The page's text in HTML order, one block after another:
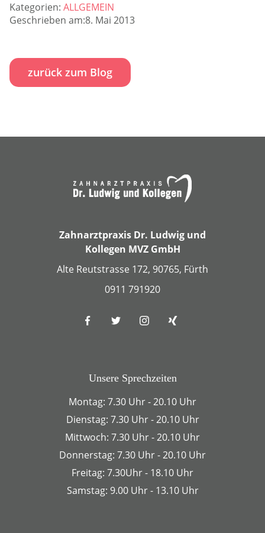
Kategorien: ALLGEMEIN
Geschrieben am:8. Mai 2013
zurück zum Blog
Zahnarztpraxis Dr. Ludwig und
Kollegen MVZ GmbH
Alte Reutstrasse 172, 90765, Fürth
0911 791920
Unsere Sprechzeiten
Montag: 7.30 Uhr - 20.10 Uhr
Dienstag: 7.30 Uhr - 20.10 Uhr
Mittwoch: 7.30 Uhr - 20.10 Uhr
Donnerstag: 7.30 Uhr - 20.10 Uhr
Freitag: 7.30Uhr - 18.10 Uhr
Samstag: 9.00 Uhr - 13.10 Uhr